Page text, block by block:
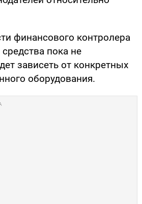
финансового контролера
пока не
зависеть от конкретных
оборудования.